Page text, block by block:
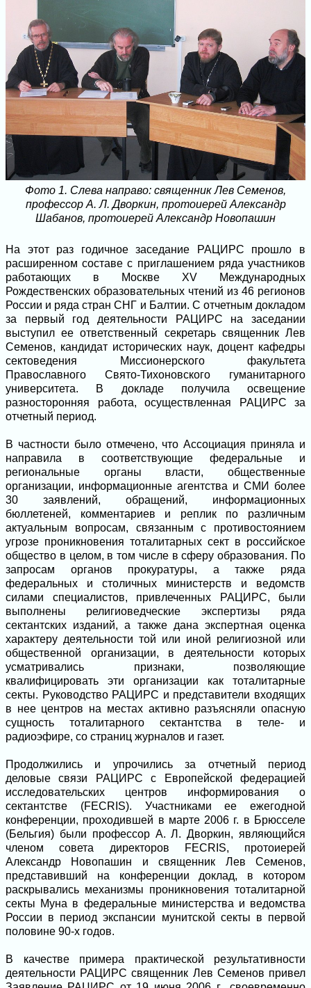
Фото 1. Слева направо: священник Лев Семенов,
профессор А. Л. Дворкин, протоиерей Александр
Шабанов, протоиерей Александр Новопашин
На этот раз годичное заседание РАЦИРС прошло в
расширенном составе с приглашением ряда участников
работающих в Москве XV Международных
Рождественских образовательных чтений из 46 регионов
России и ряда стран СНГ и Балтии. С отчетным докладом
за первый год деятельности РАЦИРС на заседании
выступил ее ответственный секретарь священник Лев
Семенов, кандидат исторических наук, доцент кафедры
сектоведения Миссионерского факультета
Православного Свято-Тихоновского гуманитарного
университета. В докладе получила освещение
разносторонняя работа, осуществленная РАЦИРС за
отчетный период.
В частности было отмечено, что Ассоциация приняла и
направила в соответствующие федеральные и
региональные органы власти, общественные
организации, информационные агентства и СМИ более
30 заявлений, обращений, информационных
бюллетеней, комментариев и реплик по различным
актуальным вопросам, связанным с противостоянием
угрозе проникновения тоталитарных сект в российское
общество в целом, в том числе в сферу образования. По
запросам органов прокуратуры, а также ряда
федеральных и столичных министерств и ведомств
силами специалистов, привлеченных РАЦИРС, были
выполнены религиоведческие экспертизы ряда
сектантских изданий, а также дана экспертная оценка
характеру деятельности той или иной религиозной или
общественной организации, в деятельности которых
усматривались признаки, позволяющие
квалифицировать эти организации как тоталитарные
секты. Руководство РАЦИРС и представители входящих
в нее центров на местах активно разъясняли опасную
сущность тоталитарного сектантства в теле- и
радиоэфире, со страниц журналов и газет.
Продолжились и упрочились за отчетный период
деловые связи РАЦИРС с Европейской федерацией
исследовательских центров информирования о
сектантстве (FECRIS). Участниками ее ежегодной
конференции, проходившей в марте 2006 г. в Брюсселе
(Бельгия) были профессор А. Л. Дворкин, являющийся
членом совета директоров FECRIS, протоиерей
Александр Новопашин и священник Лев Семенов,
представивший на конференции доклад, в котором
раскрывались механизмы проникновения тоталитарной
секты Муна в федеральные министерства и ведомства
России в период экспансии мунитской секты в первой
половине 90-х годов.
В качестве примера практической результативности
деятельности РАЦИРС священник Лев Семенов привел